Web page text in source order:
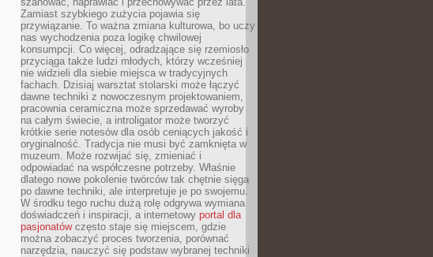
Zamiast szybkiego zużycia pojawia się
przywiązanie. To ważna zmiana kulturowa, bo uczy
nas wychodzenia poza logikę chwilowej
konsumpcji. Co więcej, odradzające się rzemiosło
przyciąga także ludzi młodych, którzy wcześniej
nie widzieli dla siebie miejsca w tradycyjnych
fachach. Dzisiaj warsztat stolarski może łączyć
dawne techniki z nowoczesnym projektowaniem,
pracownia ceramiczna może sprzedawać wyroby
na całym świecie, a introligator może tworzyć
krótkie serie notesów dla osób ceniących jakość i
oryginalność. Tradycja nie musi być zamknięta w
muzeum. Może rozwijać się, zmieniać i
odpowiadać na współczesne potrzeby. Właśnie
dlatego nowe pokolenie twórców tak chętnie sięga
po dawne techniki, ale interpretuje je po swojemu.
W środku tego ruchu dużą rolę odgrywa wymiana
doświadczeń i inspiracji, a internetowy portal dla
pasjonatówczęsto staje się miejscem, gdzie
można zobaczyć proces tworzenia, porównać
narzędzia, nauczyć się podstaw wybranej techniki